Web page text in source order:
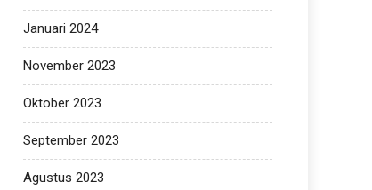
Januari 2024
November 2023
Oktober 2023
September 2023
Agustus 2023